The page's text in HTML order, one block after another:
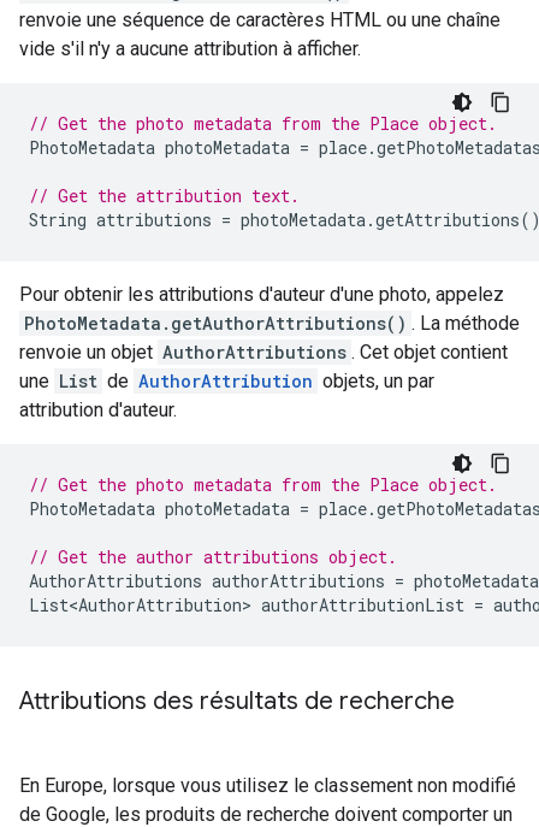
renvoie une séquence de caractères HTML ou une chaîne
vide s'il n'y a aucune attribution à afficher.
// Get the photo metadata from the Place object.
PhotoMetadata photoMetadata = place.
// Get the attribution text.
String attributions = photoMetadata.getAttributions
Pour obtenir les attributions d'auteur d'une photo, appelez
PhotoMetadata.getAuthorAttributions() . La méthode
renvoie un objet AuthorAttributions . Cet objet contient
une List de AuthorAttribution objets, un par
attribution d'auteur.
// Get the photo metadata from the Place object.
PhotoMetadata photoMetadata = place.
// Get the author attributions object.
AuthorAttributions authorAttributions = photoMetadata
List<AuthorAttribution> authorAttributionList =
Attributions des résultats de recherche
En Europe, lorsque vous utilisez le classement non modifié
de Google, les produits de recherche doivent comporter un